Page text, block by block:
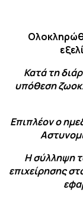
Κατά τη
υπόθεση
Επιπλέον ο
Η σύλληψη
επιχείρησης